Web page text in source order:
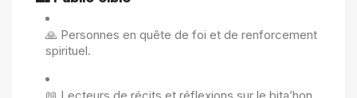
🙏 Personnes en quête de foi et de renforcement
spirituel.